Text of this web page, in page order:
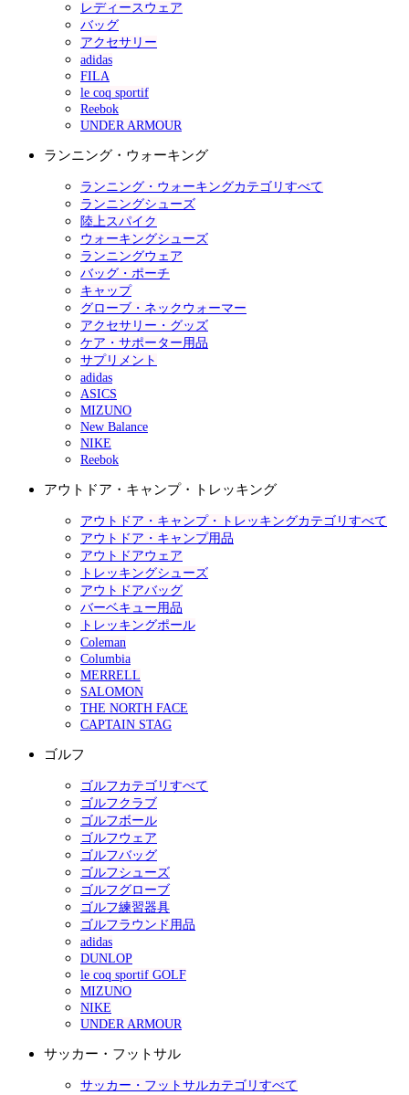
レディースウェア
バッグ
アクセサリー
adidas
FILA
le coq sportif
Reebok
UNDER ARMOUR
ランニング・ウォーキング
ランニング・ウォーキングカテゴリすべて
ランニングシューズ
陸上スパイク
ウォーキングシューズ
ランニングウェア
バッグ・ポーチ
キャップ
グローブ・ネックウォーマー
アクセサリー・グッズ
ケア・サポーター用品
サプリメント
adidas
ASICS
MIZUNO
New Balance
NIKE
Reebok
アウトドア・キャンプ・トレッキング
アウトドア・キャンプ・トレッキングカテゴリすべて
アウトドア・キャンプ用品
アウトドアウェア
トレッキングシューズ
アウトドアバッグ
バーベキュー用品
トレッキングポール
Coleman
Columbia
MERRELL
SALOMON
THE NORTH FACE
CAPTAIN STAG
ゴルフ
ゴルフカテゴリすべて
ゴルフクラブ
ゴルフボール
ゴルフウェア
ゴルフバッグ
ゴルフシューズ
ゴルフグローブ
ゴルフ練習器具
ゴルフラウンド用品
adidas
DUNLOP
le coq sportif GOLF
MIZUNO
NIKE
UNDER ARMOUR
サッカー・フットサル
サッカー・フットサルカテゴリすべて